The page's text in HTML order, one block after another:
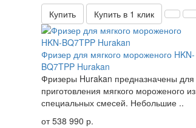
Купить
Купить в 1 клик
Фризер для мягкого мороженого HKN-
BQ7TPP Hurakan
Фризеры Hurakan предназначены для
приготовления мягкого мороженого из
специальных смесей. Небольшие ..
от 538 990 р.